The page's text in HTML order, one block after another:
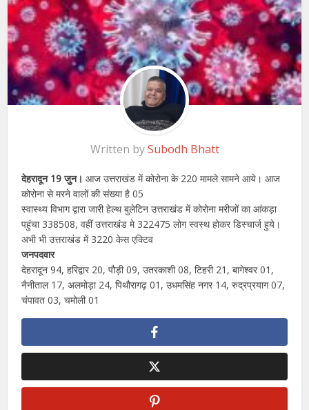
Written bySubodh Bhatt
देहरादून 19 जुुन। आज उत्तराखंड में कोरोना के 220 मामले सामने आये। आज
कोरोना से मरने वालों की संख्या है 05
स्वास्थ्य विभाग द्वारा जारी हेल्थ बुलेटिन उत्तराखंड में कोरोना मरीजों का आंकड़ा
पहुंचा 338508, वहीं उत्तराखंड मे 322475 लोग स्वस्थ होकर डिस्चार्ज हुये।
अभी भी उत्तराखंड में 3220 केस एक्टिव
जनपदवार
देहरादून 94, हरिद्वार 20, पौड़ी 09, उतरकाशी 08, टिहरी 21, बागेश्वर 01,
नैनीताल 17, अलमोड़ा 24, पिथौरागढ़ 01, उधमसिंह नगर 14, रुद्रप्रयाग 07,
चंपावत 03, चमोली 01